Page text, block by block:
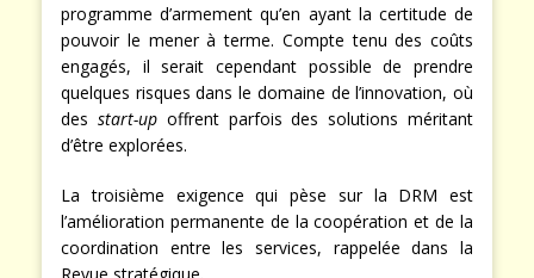
programme d’armement qu’en ayant la certitude de
pouvoir le mener à terme. Compte tenu des coûts
engagés, il serait cependant possible de prendre
quelques risques dans le domaine de l’innovation, où
des start-upoffrent parfois des solutions méritant
d’être explorées.
La troisième exigence qui pèse sur la DRM est
l’amélioration permanente de la coopération et de la
coordination entre les services, rappelée dans la
Revue stratégique.